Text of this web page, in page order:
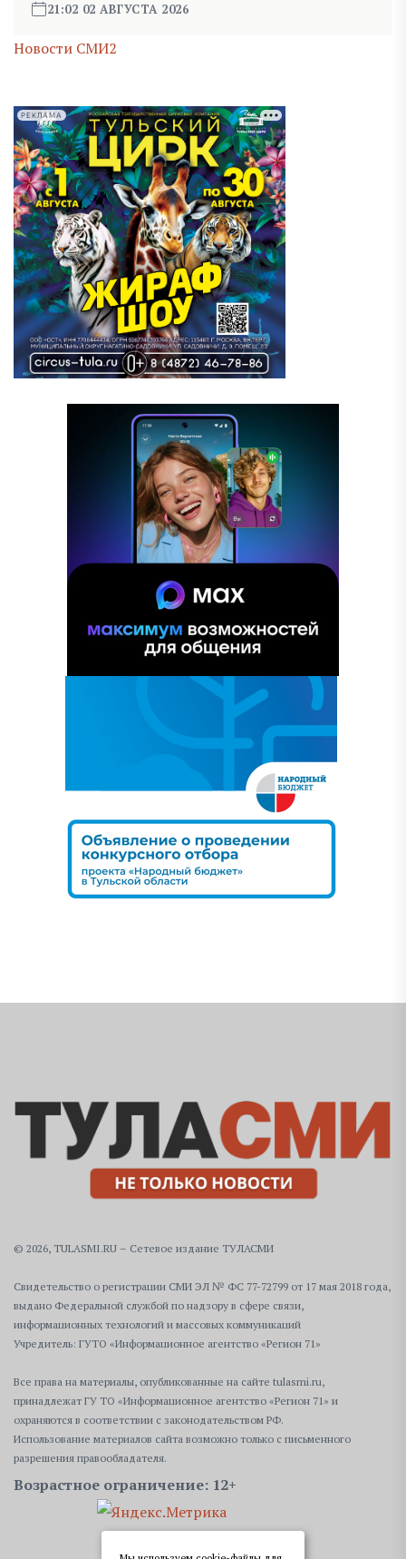
21:02 02 АВГУСТА 2026
Новости СМИ2
РЕКЛАМА
© 2026, TULASMI.RU – Сетевое издание ТУЛАСМИ
Свидетельство о регистрации СМИ ЭЛ № ФС 77-72799 от 17 мая 2018 года,
выдано Федеральной службой по надзору в сфере связи,
информационных технологий и массовых коммуникаций
Учредитель: ГУТО «Информационное агентство «Регион 71»
Все права на материалы, опубликованные на сайте tulasmi.ru,
принадлежат ГУ ТО «Информационное агентство «Регион 71» и
охраняются в соответствии с законодательством РФ.
Использование материалов сайта возможно только с письменного
разрешения правообладателя.
Возрастное ограничение: 12+